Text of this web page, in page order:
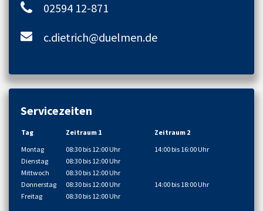
02594 12-871
c.dietrich@duelmen.de
Servicezeiten
Tag Zeitraum 1
Zeitraum 2
Montag
08:30 bis 12:00 Uhr
14:00 bis 16:00 Uhr
Dienstag
08:30 bis 12:00 Uhr
Mittwoch
08:30 bis 12:00 Uhr
Donnerstag
08:30 bis 12:00 Uhr
14:00 bis 18:00 Uhr
Freitag
08:30 bis 12:00 Uhr